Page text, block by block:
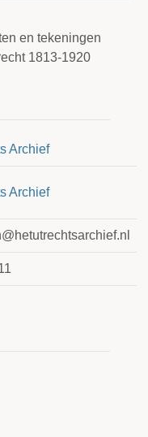
en tekeningen
1813-1920
Archief
Archief